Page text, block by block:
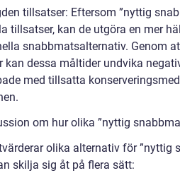
tillsatser: Eftersom ”nyttig
tillsatser, kan de utgöra en mer
snabbmatsalternativ. Genom
kan dessa måltider undvika
med tillsatta
om hur olika ”nyttig
olika alternativ för ”nyttig
skilja sig åt på flera sätt: